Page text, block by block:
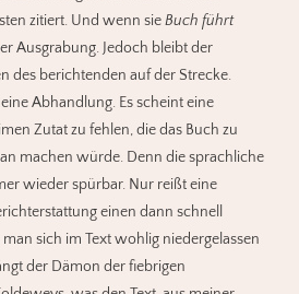
zitiert. Und wenn sieBuch führt
Ausgrabung. Jedoch bleibt der
des berichtenden auf der Strecke.
Abhandlung. Es scheint eine
Zutat zu fehlen, die das Buch zu
machen würde. Denn die sprachliche
wieder spürbar. Nur reißt eine
einen dann schnell
sich im Text wohlig niedergelassen
der Dämon der fiebrigen